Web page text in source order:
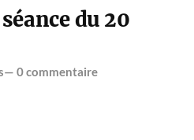
du 20
0 commentaire